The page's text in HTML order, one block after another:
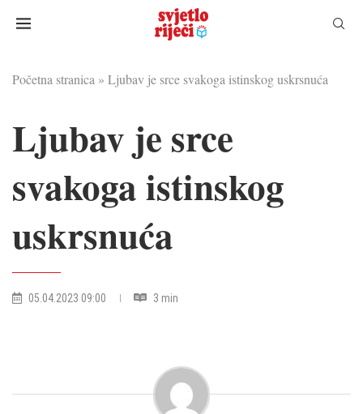
Početna stranica » Ljubav je srce svakoga istinskog uskrsnuća
Ljubav je srce
svakoga istinskog
uskrsnuća
05.04.2023 09:00 3 min